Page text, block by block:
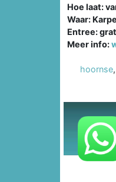
Hoe laat:
Waar:
Entree:
Meer info:
hoornse,